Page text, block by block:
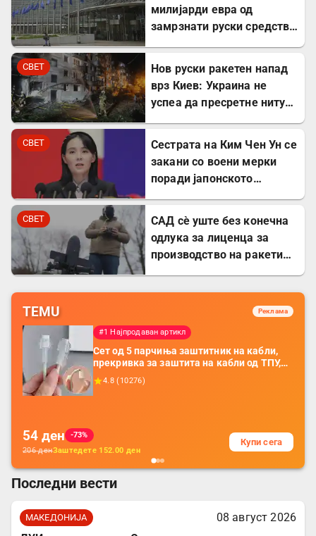
милијарди евра од
замрзнати руски средства
СВЕТ
Нов руски ракетен напад
врз Киев: Украина не
успеа да пресретне ниту
СВЕТ
Сестрата на Ким Чен Ун се
закани со воени мерки
поради јапонското
СВЕТ
САД сè уште без конечна
одлука за лиценца за
производство на ракети
TEMU Реклама
#1 Најпродаван артикл
Сет од 5 парчиња заштитник на кабли,
прекривка за заштита на кабли од ТПУ,
додатоци за заштита на кабли, без
батерија, за мобилни телефони, комплет
4.8 (10276)
54 ден
-73%
206денЗаштедете 152.00 ден
Купи сега
Последни вести
МАКЕДОНИЈА
08 август 2026